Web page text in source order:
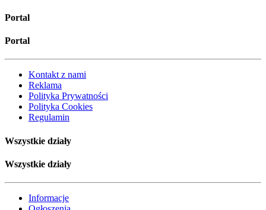
Portal
Portal
Kontakt z nami
Reklama
Polityka Prywatności
Polityka Cookies
Regulamin
Wszystkie działy
Wszystkie działy
Informacje